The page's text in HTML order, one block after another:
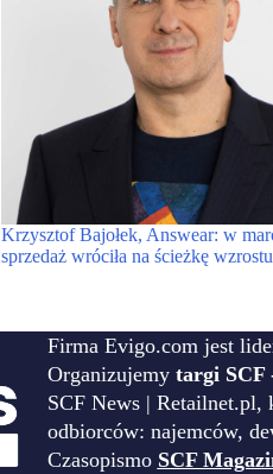
Krzysztof Bajołek, Answear: w
sprzedaż wróciła na ścieżkę wzrostu
Firma Evigo.com jest
Organizujemy targi SCF
SCF News | Retailnet.pl,
odbiorców: najemców,
Czasopismo SCF